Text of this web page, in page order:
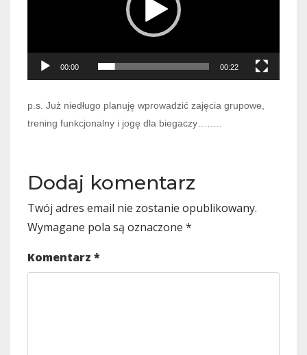
00:00 00:22
p.s. Już niedługo planuję wprowadzić zajęcia grupowe,
trening funkcjonalny i jogę dla biegaczy……..
Dodaj komentarz
Twój adres email nie zostanie opublikowany.
Wymagane pola są oznaczone *
Komentarz *